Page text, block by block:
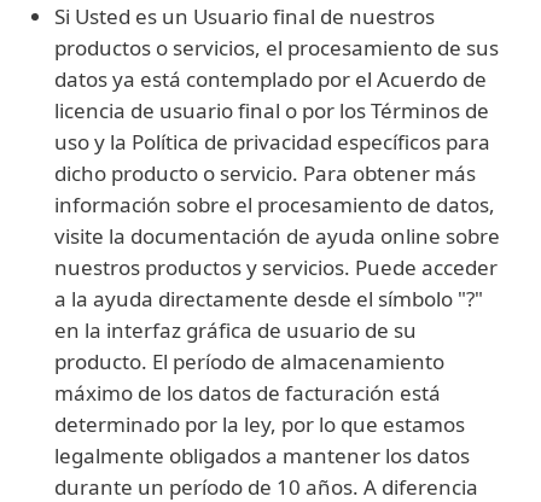
Si Usted es un Usuario final de nuestros
productos o servicios, el procesamiento de sus
datos ya está contemplado por el Acuerdo de
licencia de usuario final o por los Términos de
uso y la Política de privacidad específicos para
dicho producto o servicio. Para obtener más
información sobre el procesamiento de datos,
visite la documentación de ayuda online sobre
nuestros productos y servicios. Puede acceder
a la ayuda directamente desde el símbolo "?"
en la interfaz gráfica de usuario de su
producto. El período de almacenamiento
máximo de los datos de facturación está
determinado por la ley, por lo que estamos
legalmente obligados a mantener los datos
durante un período de 10 años. A diferencia